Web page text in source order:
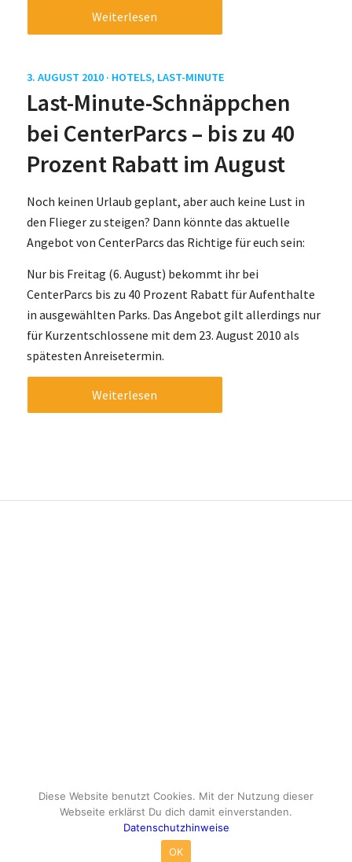
Weiterlesen
3. AUGUST 2010 · HOTELS, LAST-MINUTE
Last-Minute-Schnäppchen
bei CenterParcs – bis zu 40
Prozent Rabatt im August
Noch keinen Urlaub geplant, aber auch keine Lust in
den Flieger zu steigen? Dann könnte das aktuelle
Angebot von CenterParcs das Richtige für euch sein:
Nur bis Freitag (6. August) bekommt ihr bei
CenterParcs bis zu 40 Prozent Rabatt für Aufenthalte
in ausgewählten Parks. Das Angebot gilt allerdings nur
für Kurzentschlossene mit dem 23. August 2010 als
spätesten Anreisetermin.
Weiterlesen
© Copyright - travelox.de - Sebastian Tuke
Diese Website benutzt Cookies. Mit der Nutzung dieser
Webseite erklärst Du dich damit einverstanden.
Datenschutzhinweise
OK